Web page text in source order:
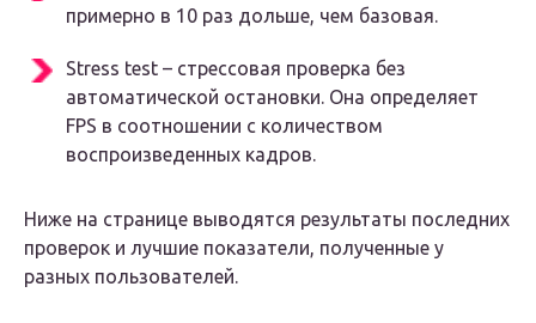
примерно в 10 раз дольше, чем базовая.
Stress test – стрессовая проверка без
автоматической остановки. Она определяет
FPS в соотношении с количеством
воспроизведенных кадров.
Ниже на странице выводятся результаты последних
проверок и лучшие показатели, полученные у
разных пользователей.